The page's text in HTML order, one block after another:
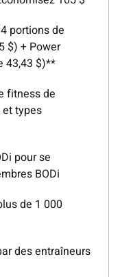
portions de
$) + Power
43,43 $)**
fitness de
types
pour se
BODi
de 1 000
des entraîneurs